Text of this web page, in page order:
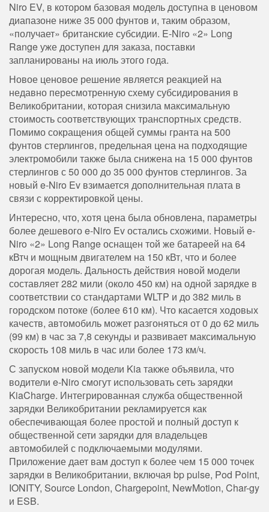
Niro EV, в котором базовая модель доступна в ценовом
диапазоне ниже 35 000 фунтов и, таким образом,
«получает» британские субсидии. E-Niro «2» Long
Range уже доступен для заказа, поставки
запланированы на июль этого года.
Новое ценовое решение является реакцией на
недавно пересмотренную схему субсидирования в
Великобритании, которая снизила максимальную
стоимость соответствующих транспортных средств.
Помимо сокращения общей суммы гранта на 500
фунтов стерлингов, предельная цена на подходящие
электромобили также была снижена на 15 000 фунтов
стерлингов с 50 000 до 35 000 фунтов стерлингов. За
новый e-Niro Ev взимается дополнительная плата в
связи с корректировкой цены.
Интересно, что, хотя цена была обновлена, параметры
более дешевого e-Niro Ev остались схожими. Новый e-
Niro «2» Long Range оснащен той же батареей на 64
кВтч и мощным двигателем на 150 кВт, что и более
дорогая модель. Дальность действия новой модели
составляет 282 мили (около 450 км) на одной зарядке в
соответствии со стандартами WLTP и до 382 миль в
городском потоке (более 610 км). Что касается ходовых
качеств, автомобиль может разгоняться от 0 до 62 миль
(99 км) в час за 7,8 секунды и развивает максимальную
скорость 108 миль в час или более 173 км/ч.
С запуском новой модели Kia также объявила, что
водители e-Niro смогут использовать сеть зарядки
KiaCharge. Интегрированная служба общественной
зарядки Великобритании рекламируется как
обеспечивающая более простой и полный доступ к
общественной сети зарядки для владельцев
автомобилей с подключаемыми модулями.
Приложение дает вам доступ к более чем 15 000 точек
зарядки в Великобритании, включая bp pulse, Pod Point,
IONITY, Source London, Chargepoint, NewMotion, Char-gy
и ESB.